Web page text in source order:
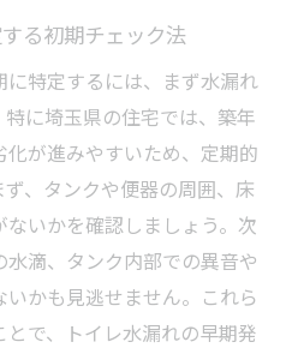
る初期チェック法
に特定するには、まず水漏れ
に埼玉県の住宅では、築年
が進みやすいため、定期的
、タンクや便器の周囲、床
いかを確認しましょう。次
滴、タンク内部での異音や
かも見逃せません。これら
で、トイレ水漏れの早期発